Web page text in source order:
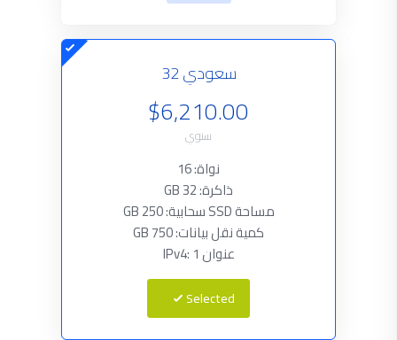
سعودي 32
$6,210.00
سنوي
نواة: 16
ذاكرة: 32 GB
مساحة SSD سحابية: 250 GB
كمية نقل بيانات: 750 GB
عنوان IPv4: 1
Selected